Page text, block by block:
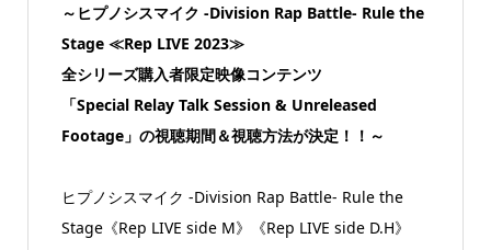
～ヒプノシスマイク -Division Rap Battle- Rule the
Stage ≪Rep LIVE 2023≫
全シリーズ購入者限定映像コンテンツ
「Special Relay Talk Session & Unreleased
Footage」の視聴期間＆視聴方法が決定！！～
ヒプノシスマイク -Division Rap Battle- Rule the
Stage《Rep LIVE side M》《Rep LIVE side D.H》